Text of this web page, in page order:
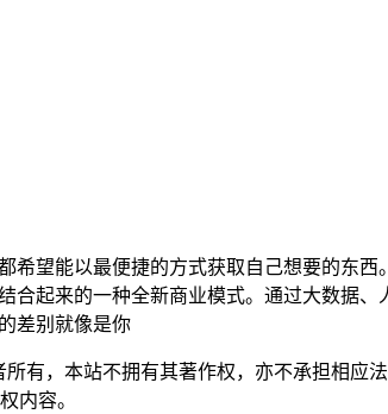
望能以最便捷的方式获取自己想要的东
起来的一种全新商业模式。通过大数据
差别就像是你
有，本站不拥有其著作权，亦不承担相应
内容。